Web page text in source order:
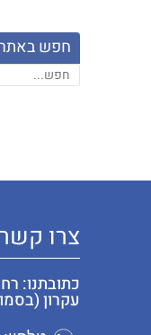
חפש
צרו
כתובתנו:
עקרון